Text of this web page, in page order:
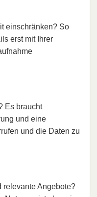
einschränken? So
erst mit Ihrer
Es braucht
und eine
und die Daten zu
relevante Angebote?